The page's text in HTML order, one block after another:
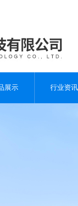
展示 行业资讯